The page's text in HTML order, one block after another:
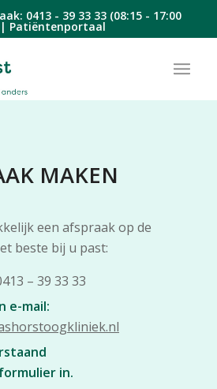
0413 - 39 33 33(08:15 - 17:00
Patiëntenportaal
MAKEN
een afspraak op de
beste bij u past:
– 39 33 33
e-mail:
in.